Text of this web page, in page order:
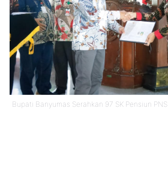
Bupati Banyumas Serahkan 97 SK Pensiun PNS